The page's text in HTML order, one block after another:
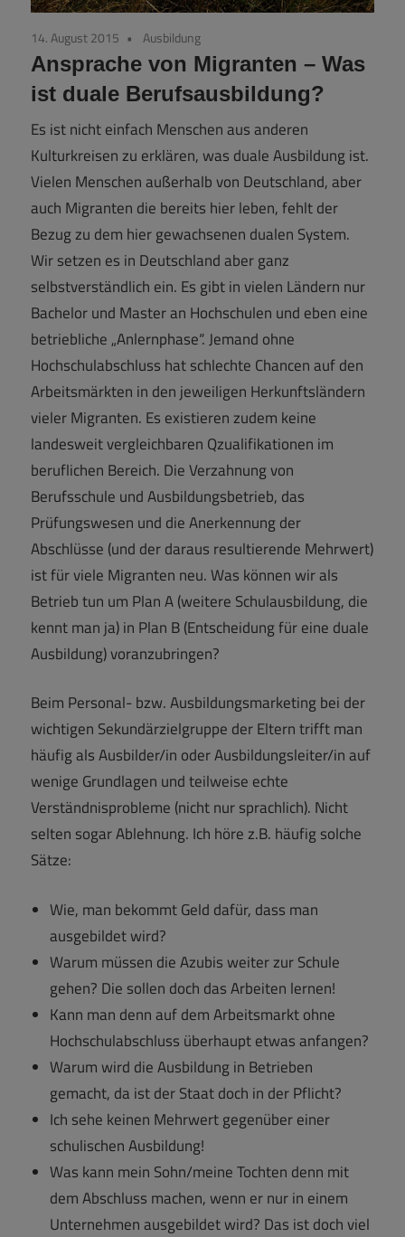
14. August 2015 Ausbildung
Ansprache von Migranten – Was
ist duale Berufsausbildung?
Es ist nicht einfach Menschen aus anderen
Kulturkreisen zu erklären, was duale Ausbildung ist.
Vielen Menschen außerhalb von Deutschland, aber
auch Migranten die bereits hier leben, fehlt der
Bezug zu dem hier gewachsenen dualen System.
Wir setzen es in Deutschland aber ganz
selbstverständlich ein. Es gibt in vielen Ländern nur
Bachelor und Master an Hochschulen und eben eine
betriebliche „Anlernphase“. Jemand ohne
Hochschulabschluss hat schlechte Chancen auf den
Arbeitsmärkten in den jeweiligen Herkunftsländern
vieler Migranten. Es existieren zudem keine
landesweit vergleichbaren Qzualifikationen im
beruflichen Bereich. Die Verzahnung von
Berufsschule und Ausbildungsbetrieb, das
Prüfungswesen und die Anerkennung der
Abschlüsse (und der daraus resultierende Mehrwert)
ist für viele Migranten neu. Was können wir als
Betrieb tun um Plan A (weitere Schulausbildung, die
kennt man ja) in Plan B (Entscheidung für eine duale
Ausbildung) voranzubringen?
Beim Personal- bzw. Ausbildungsmarketing bei der
wichtigen Sekundärzielgruppe der Eltern trifft man
häufig als Ausbilder/in oder Ausbildungsleiter/in auf
wenige Grundlagen und teilweise echte
Verständnisprobleme (nicht nur sprachlich). Nicht
selten sogar Ablehnung. Ich höre z.B. häufig solche
Sätze:
Wie, man bekommt Geld dafür, dass man
ausgebildet wird?
Warum müssen die Azubis weiter zur Schule
gehen? Die sollen doch das Arbeiten lernen!
Kann man denn auf dem Arbeitsmarkt ohne
Hochschulabschluss überhaupt etwas anfangen?
Warum wird die Ausbildung in Betrieben
gemacht, da ist der Staat doch in der Pflicht?
Ich sehe keinen Mehrwert gegenüber einer
schulischen Ausbildung!
Was kann mein Sohn/meine Tochten denn mit
dem Abschluss machen, wenn er nur in einem
Unternehmen ausgebildet wird? Das ist doch viel